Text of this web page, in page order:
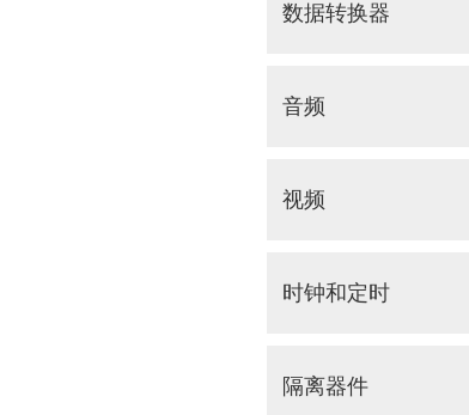
数据转换器
音频
视频
时钟和定时
隔离器件